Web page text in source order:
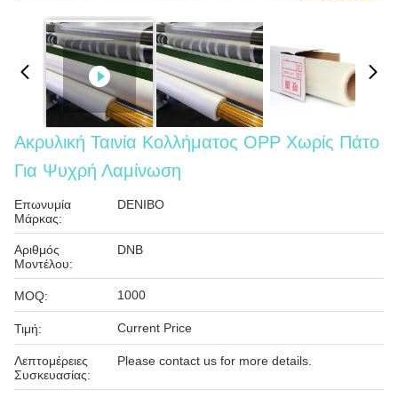
Ακρυλική Ταινία Κολλήματος OPP Χωρίς Πάτο
Για Ψυχρή Λαμίνωση
Επωνυμία
Μάρκας:
DENIBO
Αριθμός
Μοντέλου:
DNB
MOQ: 1000
Τιμή: Current Price
Λεπτομέρειες
Συσκευασίας:
Please contact us for more details.